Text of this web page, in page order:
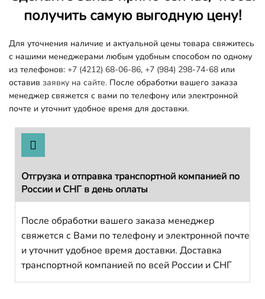
получить самую выгодную цену!
Для уточнения наличие и актуальной цены товара свяжитесь
с нашими менеджерами любым удобным способом по одному
из телефонов: +7 (4212) 68-06-86, +7 (984) 298-74-68 или
оставив заявку на сайте. После обработки вашего заказа
менеджер свяжется с вами по телефону или электронной
почте и уточнит удобное время для доставки.
Отгрузка и отправка транспортной компанией по
России и СНГ в день оплаты
После обработки вашего заказа менеджер
свяжется с Вами по телефону и электронной почте
и уточнит удобное время доставки. Доставка
транспортной компанией по всей России и СНГ